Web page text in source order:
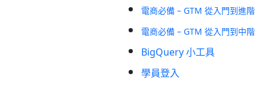
電商必備 – GTM 從入門到進階
電商必備 – GTM 從入門到中階
BigQuery 小工具
學員登入